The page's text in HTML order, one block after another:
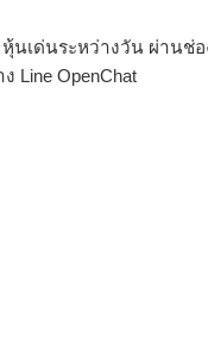
นเด่นระหว่างวัน ผ่านช่อ
Line OpenChat